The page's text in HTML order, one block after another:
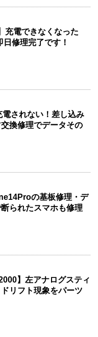
充電できなくなった
修理完了です！
されない！差し込み
換修理でデータその
の基板修理・デ
られたスマホも修理
】左アナログスティ
リフト現象をパーツ